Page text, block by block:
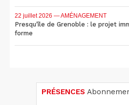
22 juillet 2026 — AMÉNAGEMENT
Presqu'île de Grenoble : le projet
forme
PRÉSENCES